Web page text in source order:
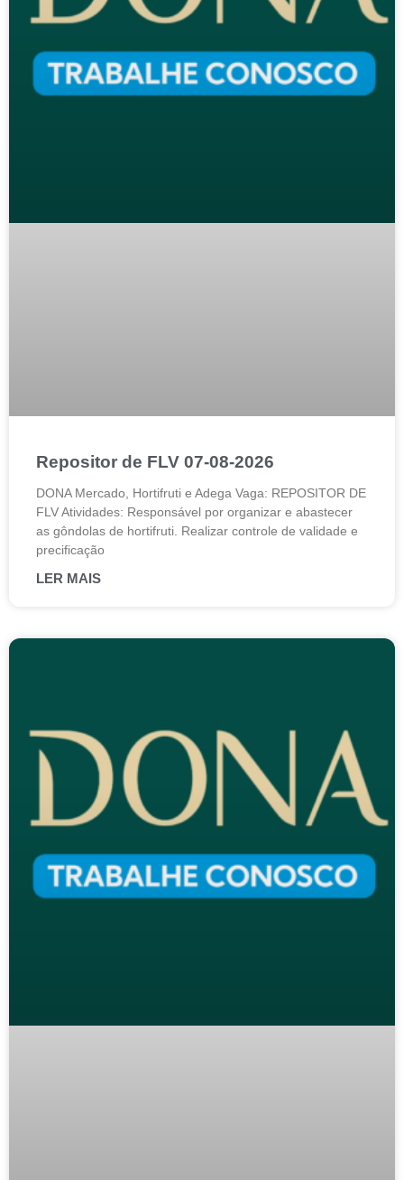
Repositor de FLV 07-08-2026
DONA Mercado, Hortifruti e Adega Vaga: REPOSITOR DE
FLV Atividades: Responsável por organizar e abastecer
as gôndolas de hortifruti. Realizar controle de validade e
precificação
LER MAIS